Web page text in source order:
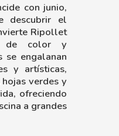
con junio,
descubrir el
Ripollet
de color y
se engalanan
y artísticas,
verdes y
ofreciendo
a grandes